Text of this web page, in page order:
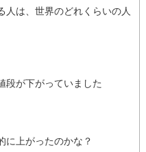
人は、世界のどれくらいの人
段が下がっていました
に上がったのかな？